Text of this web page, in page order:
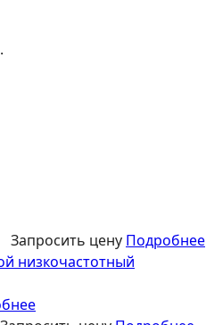
Запросить цену Подробнее
низкочастотный